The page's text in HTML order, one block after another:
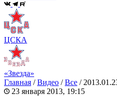
ЦСКА
«Звезда»
Главная /Видео /Все /
23 января 2013, 19:15